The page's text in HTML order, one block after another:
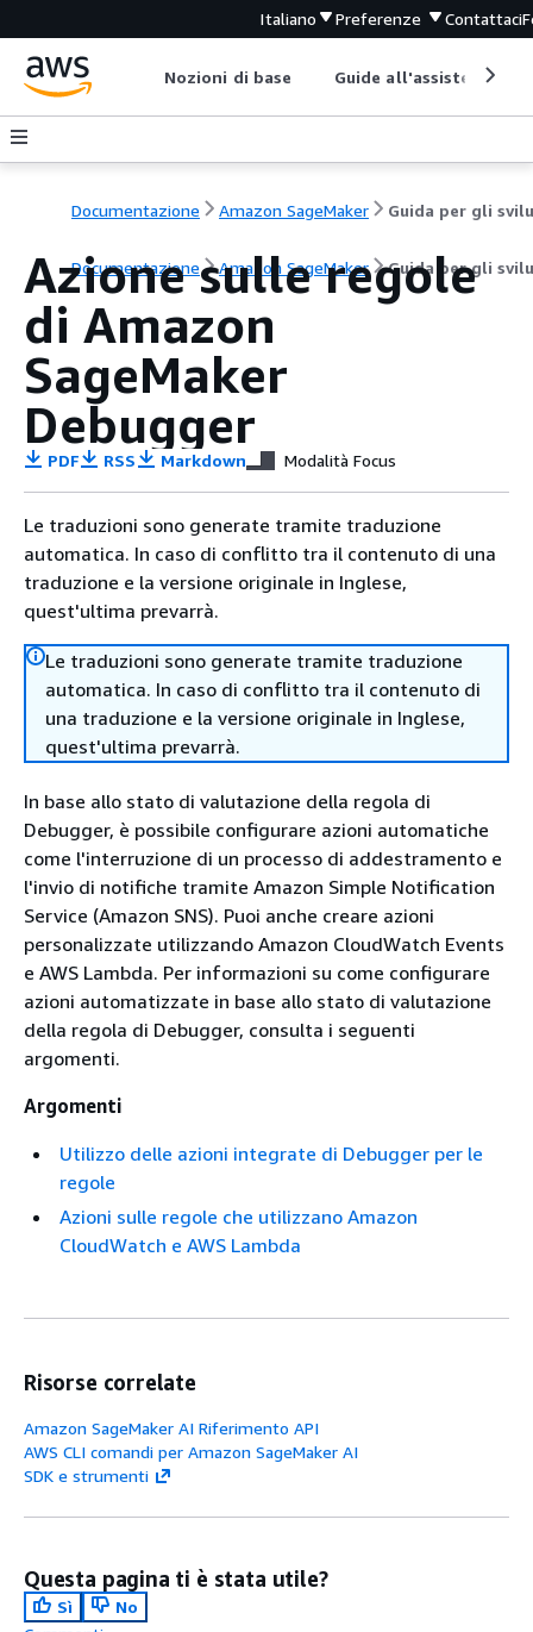
Italiano Preferenze Contattaci
Nozioni di base Guide all'assistenza
Documentazione Amazon SageMaker
Documentazione Amazon SageMaker Guida per gli
Azione sulle regole
di Amazon
SageMaker
Debugger
PDF RSS Markdown Modalità Focus
Le traduzioni sono generate tramite traduzione
automatica. In caso di conflitto tra il contenuto di una
traduzione e la versione originale in Inglese,
quest'ultima prevarrà.
Le traduzioni sono generate tramite traduzione
automatica. In caso di conflitto tra il contenuto di
una traduzione e la versione originale in Inglese,
quest'ultima prevarrà.
In base allo stato di valutazione della regola di
Debugger, è possibile configurare azioni automatiche
come l'interruzione di un processo di addestramento e
l'invio di notifiche tramite Amazon Simple Notification
Service (Amazon SNS). Puoi anche creare azioni
personalizzate utilizzando Amazon CloudWatch Events
e AWS Lambda. Per informazioni su come configurare
azioni automatizzate in base allo stato di valutazione
della regola di Debugger, consulta i seguenti
argomenti.
Argomenti
Utilizzo delle azioni integrate di Debugger per le
regole
Azioni sulle regole che utilizzano Amazon
CloudWatch e AWS Lambda
Risorse correlate
Amazon SageMaker AI Riferimento API
AWS CLI comandi per Amazon SageMaker AI
SDK e strumenti
Questa pagina ti è stata utile?
Sì
No